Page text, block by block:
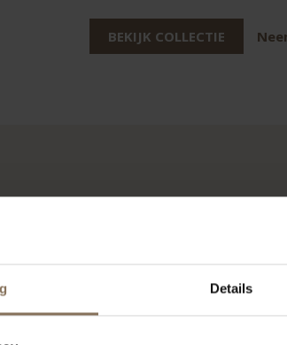
Details
BEKIJK COLLECTIE
markt zijn er veel
kennis en expertise